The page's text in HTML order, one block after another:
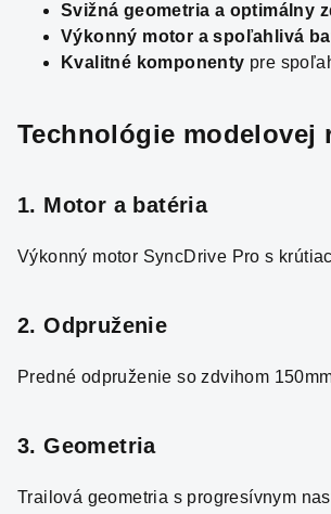
Svižná geometria a optimálny
Výkonný motor a spoľahlivá
Kvalitné komponenty pre
Technológie modelovej
1. Motor a batéria
Výkonný motor SyncDrive Pro s
2. Odpruženie
Predné odpruženie so zdvihom
3. Geometria
Trailová geometria s progresívnym